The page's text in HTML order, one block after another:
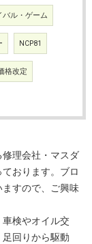
バル・ゲーム
NCP81
格改定
理会社・マスダ
おります。ブロ
すので、ご興味
検やオイル交
回りから駆動